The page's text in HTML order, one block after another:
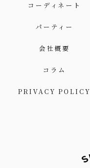
コーディネート
パーティー
会社概要
コラム
PRIVACY POLICY